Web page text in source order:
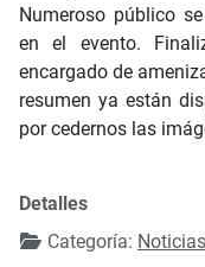
Numeroso público
en el evento.
encargado de
resumen ya están
por cedernos las
Detalles
Categoría: